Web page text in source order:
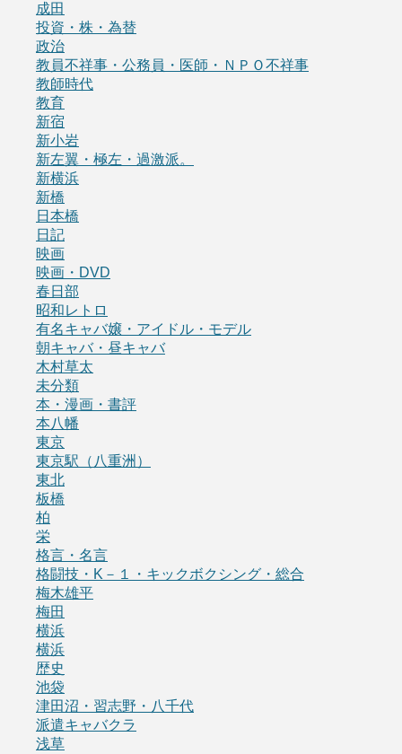
成田
投資・株・為替
政治
教員不祥事・公務員・医師・ＮＰＯ不祥事
教師時代
教育
新宿
新小岩
新左翼・極左・過激派。
新横浜
新橋
日本橋
日記
映画
映画・DVD
春日部
昭和レトロ
有名キャバ嬢・アイドル・モデル
朝キャバ・昼キャバ
木村草太
未分類
本・漫画・書評
本八幡
東京
東京駅（八重洲）
東北
板橋
柏
栄
格言・名言
格闘技・K－１・キックボクシング・総合
梅木雄平
梅田
横浜
横浜
歴史
池袋
津田沼・習志野・八千代
派遣キャバクラ
浅草